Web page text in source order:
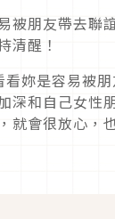
被朋友帶去聯
清醒！
妳是容易被
深和自己女性
就會很放心，